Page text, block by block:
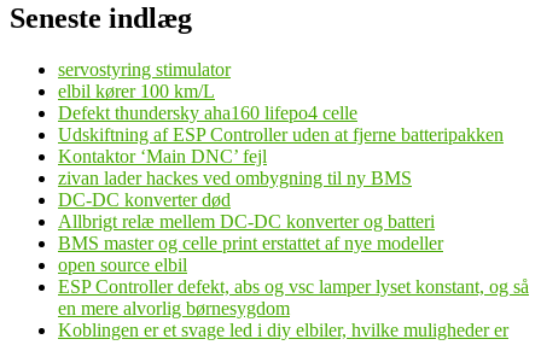
Seneste indlæg
servostyring stimulator
elbil kører 100 km/L
Defekt thundersky aha160 lifepo4 celle
Udskiftning af ESP Controller uden at fjerne batteripakken
Kontaktor ‘Main DNC’ fejl
zivan lader hackes ved ombygning til ny BMS
DC-DC konverter død
Allbrigt relæ mellem DC-DC konverter og batteri
BMS master og celle print erstattet af nye modeller
open source elbil
ESP Controller defekt, abs og vsc lamper lyset konstant, og så
en mere alvorlig børnesygdom
Koblingen er et svage led i diy elbiler, hvilke muligheder er